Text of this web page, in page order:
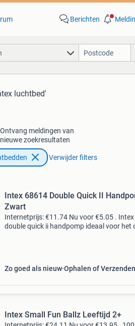
Berichten
luchtbed'
Ontvang meldingen van
nieuwe zoekresultaten
Verwijder filters
Intex 68614 Double Quick II
Zwart
Internetprijs: €11.74 Nu voor €5.05 .
double quick ii handpomp ideaal voor het
Zo goed als nieuw Ophalen of Verzenden
Intex Small Fun Ballz Leeftijd 2+